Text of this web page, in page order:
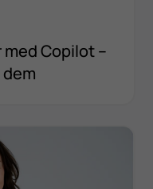
Copilot –